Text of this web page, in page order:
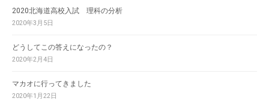
2020北海道高校入試 理科の分析
2020年3月5日
どうしてこの答えになったの？
2020年2月4日
マカオに行ってきました
2020年1月22日